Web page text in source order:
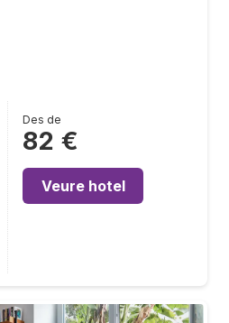
Des de
82 €
Veure hotel